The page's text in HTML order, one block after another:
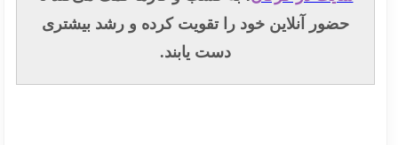
حضور آنلاین خود را تقویت کرده و رشد بیشتری
دست یابند.